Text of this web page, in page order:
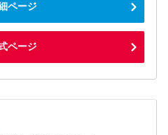
ページ
ページ